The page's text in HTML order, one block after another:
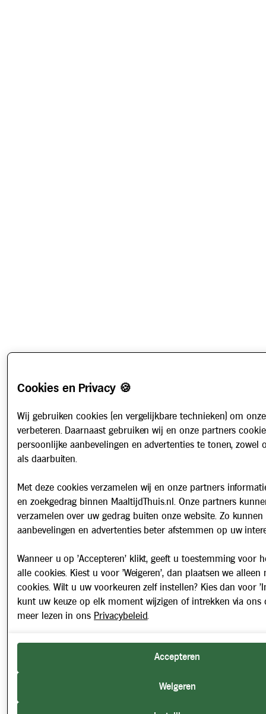
Cookies en Privacy 🍪
Wij gebruiken cookies (en vergelijkbare technieken) om
verbeteren. Daarnaast gebruiken wij en onze partners
persoonlijke aanbevelingen en advertenties te tonen, zowel
als daarbuiten.
Met deze cookies verzamelen wij en onze partners
en zoekgedrag binnen MaaltijdThuis.nl. Onze partners
verzamelen over uw gedrag buiten onze website. Zo kunnen
aanbevelingen en advertenties beter afstemmen op uw
Wanneer u op 'Accepteren' klikt, geeft u toestemming voor
alle cookies. Kiest u voor 'Weigeren', dan plaatsen we alleen
cookies. Wilt u uw voorkeuren zelf instellen? Kies dan voor
kunt uw keuze op elk moment wijzigen of intrekken via ons
meer lezen in ons Privacybeleid.
Accepteren
Weigeren